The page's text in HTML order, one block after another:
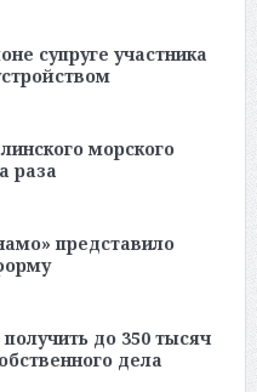
супруге участника
морского
раза
представило
до 350 тысяч
дела